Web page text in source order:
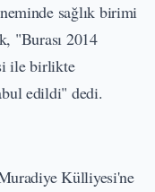
sağlık birimi
"Burası 2014
ile birlikte
edildi" dedi.
Külliyesi'ne